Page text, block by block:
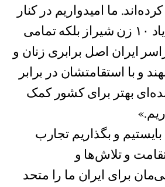
ما امیدواریم در کنار
هم بتوانیم نه تنها یاد ١٠ زن شیراز بلکه تمامی
ایران اصل برابری زنان و
و با استقامتشان در برابر
بهتر برای کشور کمک
بایستیم و بگذاریم تجارب
و تلاش‌ها و
برای ایران ما را متحد